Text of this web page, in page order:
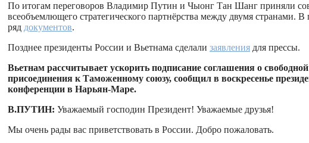
По итогам переговоров Владимир Путин и Чыонг Тан Шанг приняли
всеобъемлющего стратегического партнёрства между двумя странами. В
ряд документов.
Позднее президенты России и Вьетнама сделали заявления для прессы.
Вьетнам рассчитывает ускорить подписание соглашения о
присоединения к Таможенному союзу, сообщил в воскресенье
конференции в Нарьян-Маре.
В.ПУТИН: Уважаемый господин Президент! Уважаемые друзья!
Мы очень рады вас приветствовать в России. Добро пожаловать.